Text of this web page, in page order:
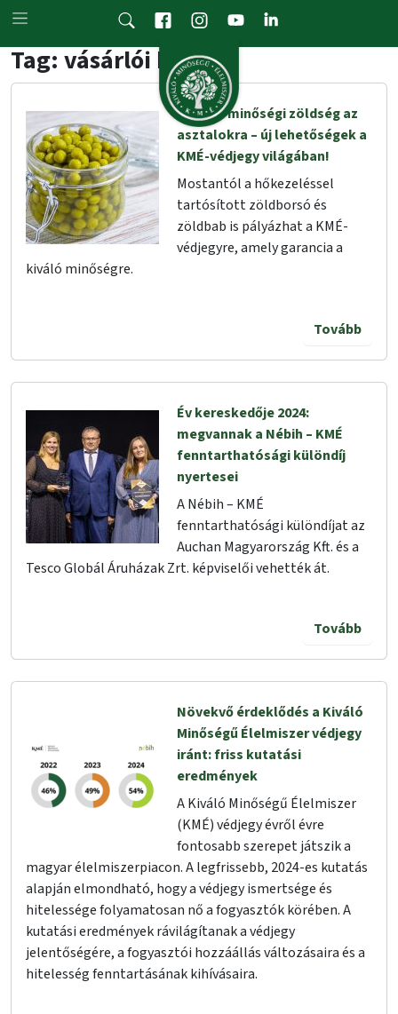
Skip to main content
Tag: vásárlói hír
Friss és minőségi zöldség az
asztalokra – új lehetőségek a
KMÉ-védjegy világában!
Mostantól a hőkezeléssel
tartósított zöldborsó és
zöldbab is pályázhat a KMÉ-
védjegyre, amely garancia a
kiváló minőségre.
Tovább
Év kereskedője 2024:
megvannak a Nébih – KMÉ
fenntarthatósági különdíj
nyertesei
A Nébih – KMÉ
fenntarthatósági különdíjat az
Auchan Magyarország Kft. és a
Tesco Globál Áruházak Zrt. képviselői vehették át.
Tovább
Növekvő érdeklődés a Kiváló
Minőségű Élelmiszer védjegy
iránt: friss kutatási
eredmények
A Kiváló Minőségű Élelmiszer
(KMÉ) védjegy évről évre
fontosabb szerepet játszik a
magyar élelmiszerpiacon. A legfrissebb, 2024-es kutatás
alapján elmondható, hogy a védjegy ismertsége és
hitelessége folyamatosan nő a fogyasztók körében. A
kutatási eredmények rávilágítanak a védjegy
jelentőségére, a fogyasztói hozzáállás változásaira és a
hitelesség fenntartásának kihívásaira.